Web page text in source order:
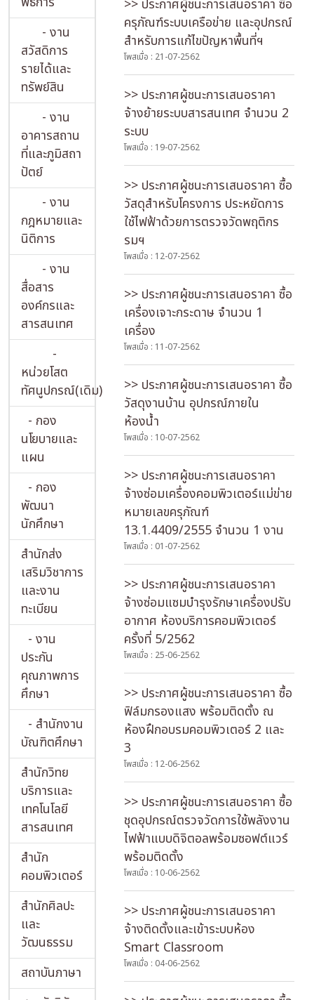
- งาน
สวัสดิการ
รายได้และ
ทรัพย์สิน
- งาน
อาคารสถาน
ที่และภูมิสถา
ปัตย์
- งาน
กฎหมายและ
นิติการ
- งาน
สื่อสาร
องค์กรและ
สารสนเทศ
-
หน่วยโสต
ทัศนูปกรณ์(เดิม)
- กอง
นโยบายและ
แผน
- กอง
พัฒนา
นักศึกษา
สำนักส่ง
เสริมวิชาการ
และงาน
ทะเบียน
- งาน
ประกัน
คุณภาพการ
ศึกษา
- สำนักงาน
บัณฑิตศึกษา
สำนักวิทย
บริการและ
เทคโนโลยี
สารสนเทศ
สำนัก
คอมพิวเตอร์
สำนักศิลปะ
และ
วัฒนธรรม
สถาบันภาษา
>> ประกาศผู้ชนะการเสนอราคา ซื้อ
ครุภัณฑ์ระบบเครือข่าย และอุปกรณ์
สำหรับการแก้ไขปัญหาพื้นที่ฯ
โพสเมื่อ : 21-07-2562
>> ประกาศผู้ชนะการเสนอราคา
จ้างย้ายระบบสารสนเทศ จำนวน 2
ระบบ
โพสเมื่อ : 19-07-2562
>> ประกาศผู้ชนะการเสนอราคา ซื้อ
วัสดุสำหรับโครงการ ประหยัดการ
ใช้ไฟฟ้าด้วยการตรวจวัดพฤติกร
รมฯ
โพสเมื่อ : 12-07-2562
>> ประกาศผู้ชนะการเสนอราคา ซื้อ
เครื่องเจาะกระดาษ จำนวน 1
เครื่อง
โพสเมื่อ : 11-07-2562
>> ประกาศผู้ชนะการเสนอราคา ซื้อ
วัสดุงานบ้าน อุปกรณ์ภายใน
ห้องน้ำ
โพสเมื่อ : 10-07-2562
>> ประกาศผู้ชนะการเสนอราคา
จ้างซ่อมเครื่องคอมพิวเตอร์แม่ข่าย
หมายเลขครุภัณฑ์
13.1.4409/2555 จำนวน 1 งาน
โพสเมื่อ : 01-07-2562
>> ประกาศผู้ชนะการเสนอราคา
จ้างซ่อมแซมบำรุงรักษาเครื่องปรับ
อากาศ ห้องบริการคอมพิวเตอร์
ครั้งที่ 5/2562
โพสเมื่อ : 25-06-2562
>> ประกาศผู้ชนะการเสนอราคา ซื้อ
ฟิล์มกรองแสง พร้อมติดตั้ง ณ
ห้องฝึกอบรมคอมพิวเตอร์ 2 และ
3
โพสเมื่อ : 12-06-2562
>> ประกาศผู้ชนะการเสนอราคา ซื้อ
ชุดอุปกรณ์ตรวจวัดการใช้พลังงาน
ไฟฟ้าแบบดิจิตอลพร้อมซอฟต์แวร์
พร้อมติดตั้ง
โพสเมื่อ : 10-06-2562
>> ประกาศผู้ชนะการเสนอราคา
จ้างติดตั้งและเข้าระบบห้อง
Smart Classroom
โพสเมื่อ : 04-06-2562